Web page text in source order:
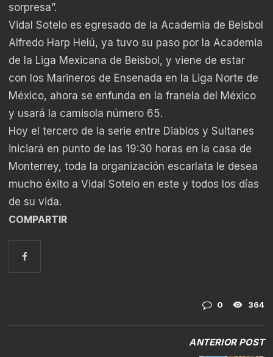
sorpresa”.
Vidal Sotelo es egresado de la Academia de Beisbol
Alfredo Harp Helú, ya tuvo su paso por la Academia
de la Liga Mexicana de Beisbol, y viene de estar
con los Marineros de Ensenada en la Liga Norte de
México, ahora se enfunda en la franela del México
y usará la camisola número 65.
Hoy el tercero de la serie entre Diablos y Sultanes
iniciará en punto de las 19:30 horas en la casa de
Monterrey, toda la organización escarlata le desea
mucho éxito a Vidal Sotelo en este y todos los días
de su vida.
COMPARTIR
0 364
ANTERIOR POST